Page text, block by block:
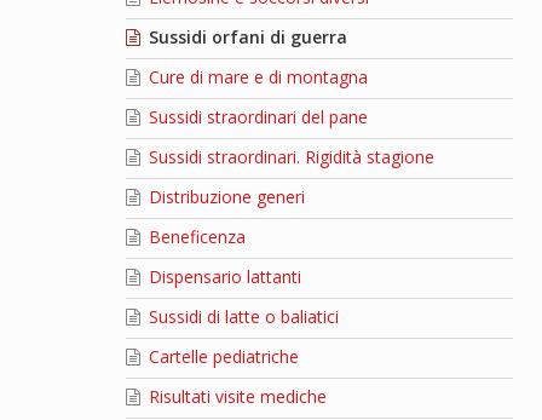
Sussidi orfani di guerra
Cure di mare e di montagna
Sussidi straordinari del pane
Sussidi straordinari. Rigidità stagione
Distribuzione generi
Beneficenza
Dispensario lattanti
Sussidi di latte o baliatici
Cartelle pediatriche
Risultati visite mediche